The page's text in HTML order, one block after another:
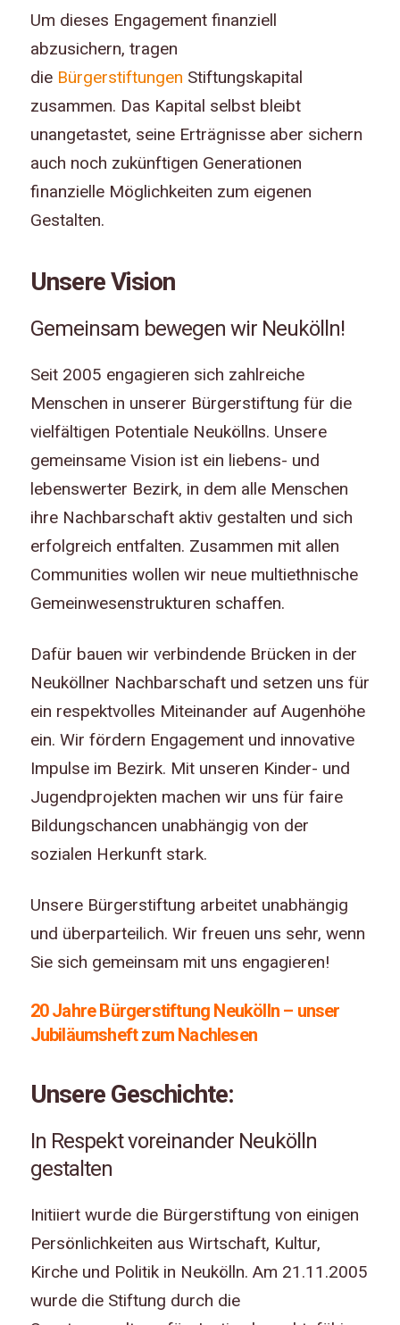
Um dieses Engagement finanziell
abzusichern, tragen
die Bürgerstiftungen Stiftungskapital
zusammen. Das Kapital selbst bleibt
unangetastet, seine Erträgnisse aber sichern
auch noch zukünftigen Generationen
finanzielle Möglichkeiten zum eigenen
Gestalten.
Unsere Vision
Gemeinsam bewegen wir Neukölln!
Seit 2005 engagieren sich zahlreiche
Menschen in unserer Bürgerstiftung für die
vielfältigen Potentiale Neuköllns. Unsere
gemeinsame Vision ist ein liebens- und
lebenswerter Bezirk, in dem alle Menschen
ihre Nachbarschaft aktiv gestalten und sich
erfolgreich entfalten. Zusammen mit allen
Communities wollen wir neue multiethnische
Gemeinwesenstrukturen schaffen.
Dafür bauen wir verbindende Brücken in der
Neuköllner Nachbarschaft und setzen uns für
ein respektvolles Miteinander auf Augenhöhe
ein. Wir fördern Engagement und innovative
Impulse im Bezirk. Mit unseren Kinder- und
Jugendprojekten machen wir uns für faire
Bildungschancen unabhängig von der
sozialen Herkunft stark.
Unsere Bürgerstiftung arbeitet unabhängig
und überparteilich. Wir freuen uns sehr, wenn
Sie sich gemeinsam mit uns engagieren!
20 Jahre Bürgerstiftung Neukölln – unser
Jubiläumsheft zum Nachlesen
Unsere Geschichte:
In Respekt voreinander Neukölln
gestalten
Initiiert wurde die Bürgerstiftung von einigen
Persönlichkeiten aus Wirtschaft, Kultur,
Kirche und Politik in Neukölln. Am 21.11.2005
wurde die Stiftung durch die